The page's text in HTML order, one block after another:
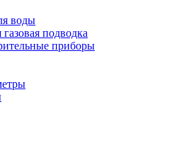
воды
подводка
приборы